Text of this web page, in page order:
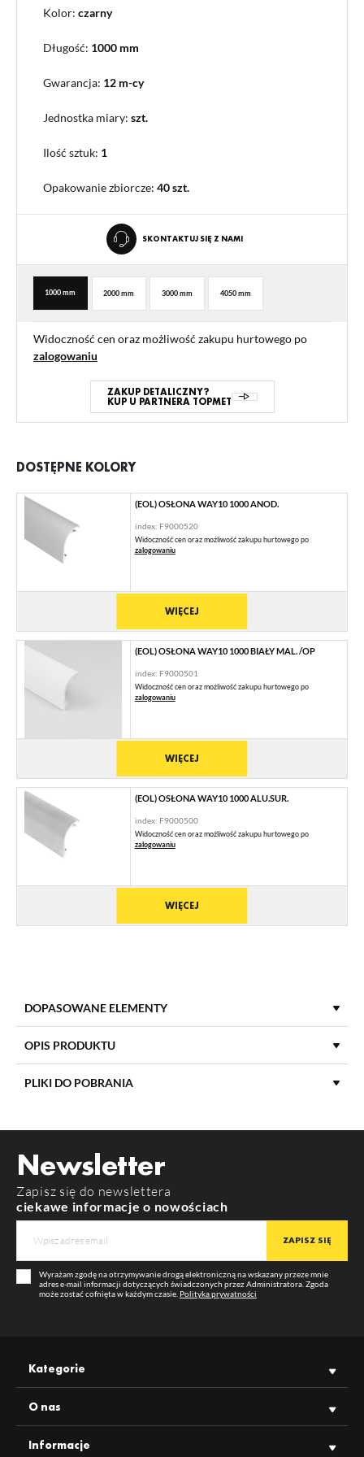
Kolor: czarny
Długość: 1000 mm
Gwarancja: 12 m-cy
Jednostka miary: szt.
Ilość sztuk: 1
Opakowanie zbiorcze: 40 szt.
SKONTAKTUJ SIĘ Z NAMI
1000 mm 2000 mm 3000 mm 4050 mm
Widoczność cen oraz możliwość zakupu hurtowego po
zalogowaniu
ZAKUP DETALICZNY?
KUP U PARTNERA TOPMET
DOSTĘPNE KOLORY
(EOL) OSŁONA WAY10 1000 ANOD.
index: F9000520
Widoczność cen oraz możliwość zakupu hurtowego po
zalogowaniu
WIĘCEJ
(EOL) OSŁONA WAY10 1000 BIAŁY MAL. /OP
index: F9000501
Widoczność cen oraz możliwość zakupu hurtowego po
zalogowaniu
WIĘCEJ
(EOL) OSŁONA WAY10 1000 ALU.SUR.
index: F9000500
Widoczność cen oraz możliwość zakupu hurtowego po
zalogowaniu
WIĘCEJ
DOPASOWANE ELEMENTY
ZAŚLEPKI DO PROFILI LED
zalogowaniu
WIĘCEJ
OPIS PRODUKTU
DŁUGOŚĆ
GWARANCJA
PRODUCENT TOPMET
PLIKI DO POBRANIA
Newsletter
Zapisz się do newslettera
ciekawe informacje o nowościach
Wyrażam zgodę na otrzymywanie drogą elektroniczną na wskazany przeze mnie
adres e-mail informacji dotyczących świadczonych przez Administratora. Zgoda
może zostać cofnięta w każdym czasie. Polityka prywatności
Kategorie
O nas
Informacje